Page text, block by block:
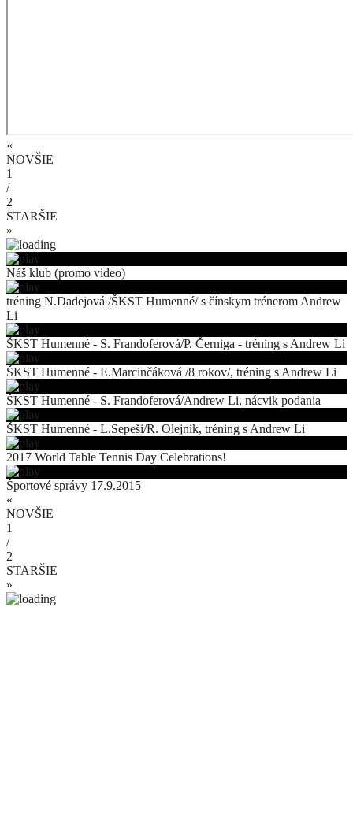
«
NOVŠIE
1
/
2
STARŠIE
»
Náš klub (promo video)
tréning N.Dadejová /ŠKST Humenné/ s čínskym trénerom Andrew
Li
ŠKST Humenné - S. Frandoferová/P. Černiga - tréning s Andrew Li
ŠKST Humenné - E.Marcinčáková /8 rokov/, tréning s Andrew Li
ŠKST Humenné - S. Frandoferová/Andrew Li, nácvik podania
ŠKST Humenné - L.Sepeši/R. Olejník, tréning s Andrew Li
2017 World Table Tennis Day Celebrations!
Športové správy 17.9.2015
«
NOVŠIE
1
/
2
STARŠIE
»